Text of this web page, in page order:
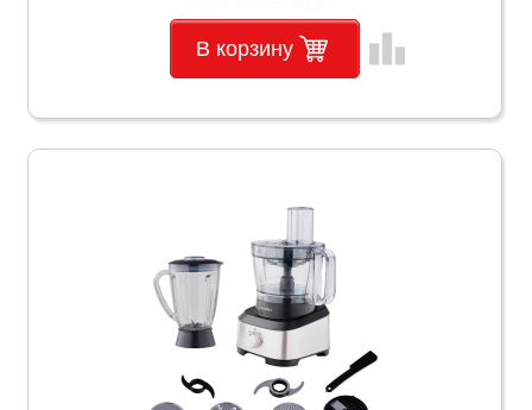
В корзину leaderboard